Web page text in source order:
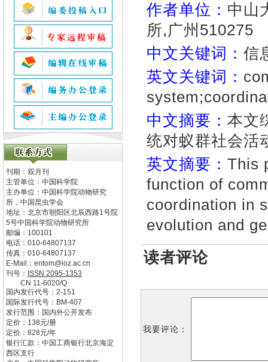
刊期：双月刊
主管单位： 中国科学院
主办单位： 中国科学院动物研究
所，中国昆虫学会
地址： 北京市朝阳区北辰西路1号院
5号中国科学院动物研究所
邮编： 100101
电话： 010-64807137
传真： 010-64807137
E-Mail： entom@ioz.ac.cn
刊号： ISSN 2095-1353
CN 11-6020/Q
国内发行代号： 2-151
国际发行代号： BM-407
发行范围：国内外公开发布
定价： 138元/册
定价： 828元/年
银行汇款：中国工商银行北京海淀
西区支行
作者单位： 中山
所,广州510275
中文关键词： 信
英文关键词：
中文摘要： 本文
统对蚁群社会活
英文摘要： This
function of
coordination in
evolution and
读者评论
我要评论：